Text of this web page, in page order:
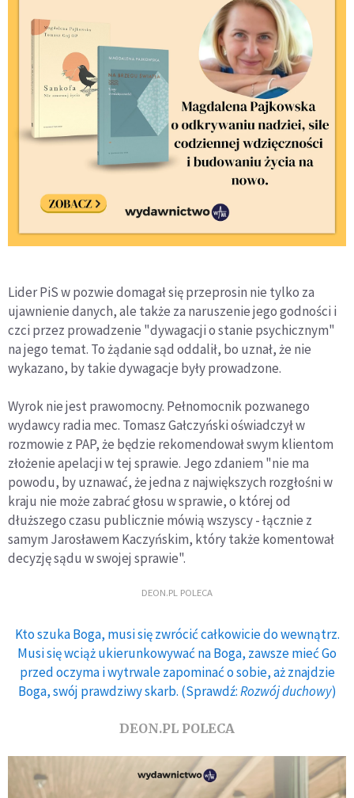
Lider PiS w pozwie domagał się przeprosin nie tylko za
ujawnienie danych, ale także za naruszenie jego godności i
czci przez prowadzenie "dywagacji o stanie psychicznym"
na jego temat. To żądanie sąd oddalił, bo uznał, że nie
wykazano, by takie dywagacje były prowadzone.
Wyrok nie jest prawomocny. Pełnomocnik pozwanego
wydawcy radia mec. Tomasz Gałczyński oświadczył w
rozmowie z PAP, że będzie rekomendował swym klientom
złożenie apelacji w tej sprawie. Jego zdaniem "nie ma
powodu, by uznawać, że jedna z największych rozgłośni w
kraju nie może zabrać głosu w sprawie, o której od
dłuższego czasu publicznie mówią wszyscy - łącznie z
samym Jarosławem Kaczyńskim, który także komentował
decyzję sądu w swojej sprawie".
DEON.PL POLECA
Kto szuka Boga, musi się zwrócić całkowicie do wewnątrz.
Musi się wciąż ukierunkowywać na Boga, zawsze mieć Go
przed oczyma i wytrwale zapominać o sobie, aż znajdzie
Boga, swój prawdziwy skarb. (Sprawdź:Rozwój duchowy)
DEON.PL POLECA